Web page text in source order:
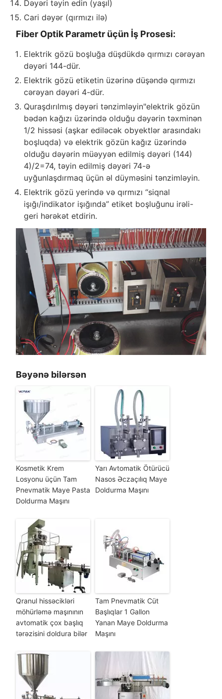
Dəyəri təyin edin (yaşıl)
Cari dəyər (qırmızı ilə)
Fiber Optik Parametr üçün İş Prosesi:
Elektrik gözü boşluğa düşdükdə qırmızı cərəyan
dəyəri 144-dür.
Elektrik gözü etiketin üzərinə düşəndə qırmızı
cərəyan dəyəri 4-dür.
Quraşdırılmış dəyəri tənzimləyin"elektrik gözün
bədən kağızı üzərində olduğu dəyərin təxminən
1/2 hissəsi (aşkar ediləcək obyektlər arasındakı
boşluqda) və elektrik gözün kağız üzərində
olduğu dəyərin müəyyən edilmiş dəyəri (144)
4)/2=74, təyin edilmiş dəyəri 74-ə
uyğunlaşdırmaq üçün əl düyməsini tənzimləyin.
Elektrik gözü yerində və qırmızı “siqnal
işığı/indikator işığında” etiket boşluğunu irəli-
geri hərəkət etdirin.
Bəyənə bilərsən
Kosmetik Krem
Losyonu üçün Tam
Pnevmatik Maye Pasta
Doldurma Maşını
Yarı Avtomatik Ötürücü
Nasos Əczaçılıq Maye
Doldurma Maşını
Qranul hissəcikləri
möhürləmə maşınının
avtomatik çox başlıq
tərəzisini doldura bilər
Tam Pnevmatik Cüt
Başlıqlar 1 Gallon
Yanan Maye Doldurma
Maşını